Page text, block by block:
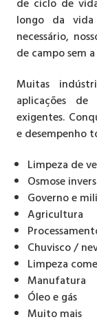
de ciclo de
longo da
necessário,
de campo sem
Muitas
aplicações
exigentes.
e desempenho
Limpeza de
Osmose
Governo e
Agricultura
Chuvisco /
Limpeza
Manufatura
Óleo e gás
Muito mais